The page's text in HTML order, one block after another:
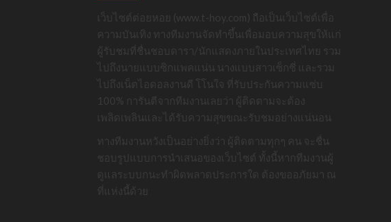
เว็บไซต์ต่อยหอย (www.t-hoy.com) ถือเป็นเว็บไซต์เพื่อ
ความบันเทิง ทางทีมงานจัดทำขึ้นเพื่อมอบความสุขให้แก่
ผู้รับชมที่ชื่นชอบดารา/นักแสดงภายในประเทศไทย รวม
ไปถึงนายแบบซิกแพคแน่น นางแบบสาวเซ็กซี่ และรวม
ไปถึงเน็ตไอดอลงานดี โโนใจ ที่รับประกันความแซ่บ
100% การันตีจากทีมงานเลยว่า ผู้ติดตามจะต้อง
เพลิดเพลินและได้รับความสุขขณะรับชมอย่างแน่นอน
ทางทีมงานหวังเป็นอย่างยิ่งว่า ผู้ติดตามทุกๆ คน จะชื่น
ชอบรูปแบบการนำเสนอของเว็บไซต์ ทั้งนี้หากทีมงานผู้
ดูแลระบบกนะทำผิดพลาดประการใด ต้องขออภัยมา ณ
ที่แห่งนี้ด้วย